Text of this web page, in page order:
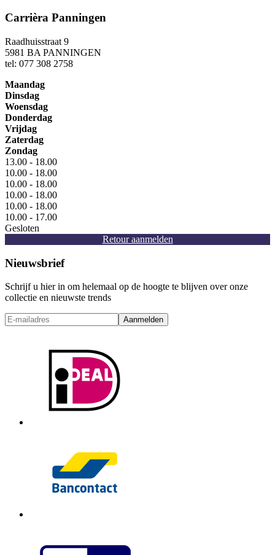
Carrièra Panningen
Raadhuisstraat 9
5981 BA PANNINGEN
tel: 077 308 2758
Maandag
Dinsdag
Woensdag
Donderdag
Vrijdag
Zaterdag
Zondag
13.00 - 18.00
10.00 - 18.00
10.00 - 18.00
10.00 - 18.00
10.00 - 18.00
10.00 - 17.00
Gesloten
Retour aanmelden
Nieuwsbrief
Schrijf u hier in om helemaal op de hoogte te blijven over onze
collectie en nieuwste trends
Aanmelden